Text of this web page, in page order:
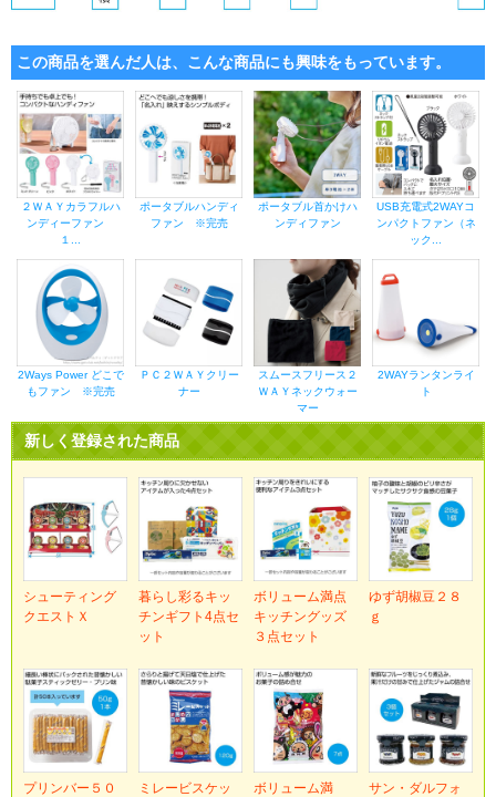
この商品を選んだ人は、こんな商品にも興味をもっています。
２ＷＡＹカラフルハ
ンディーファン
１...
ポータブルハンディ
ファン ※完売
ポータブル首かけハ
ンディファン
USB充電式2WAYコ
ンパクトファン（ネ
ック...
2Ways Power どこで
もファン ※完売
ＰＣ２ＷＡＹクリー
ナー
スムースフリース２
ＷＡＹネックウォー
マー
2WAYランタンライ
ト
新しく登録された商品
シューティング
クエストＸ
暮らし彩るキッ
チンギフト4点セ
ット
ボリューム満点
キッチングッズ
３点セット
ゆず胡椒豆２８
ｇ
プリンバー５０
ミレービスケッ
ボリューム満
サン・ダルフォ